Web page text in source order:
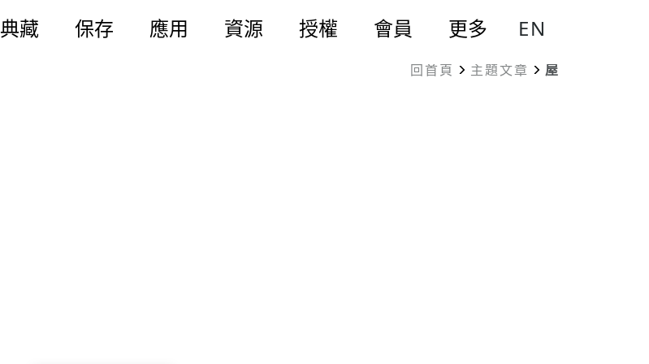
典藏 保存 應用 資源 授權 會員 更多 EN
回首頁 主題文章 屋